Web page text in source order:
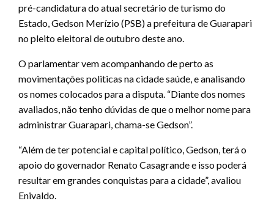
pré-candidatura do atual secretário de turismo do
Estado, Gedson Merízio (PSB) a prefeitura de Guarapari
no pleito eleitoral de outubro deste ano.
O parlamentar vem acompanhando de perto as
movimentações politicas na cidade saúde, e analisando
os nomes colocados para a disputa. “Diante dos nomes
avaliados, não tenho dúvidas de que o melhor nome para
administrar Guarapari, chama-se Gedson”.
“Além de ter potencial e capital político, Gedson, terá o
apoio do governador Renato Casagrande e isso poderá
resultar em grandes conquistas para a cidade”, avaliou
Enivaldo.